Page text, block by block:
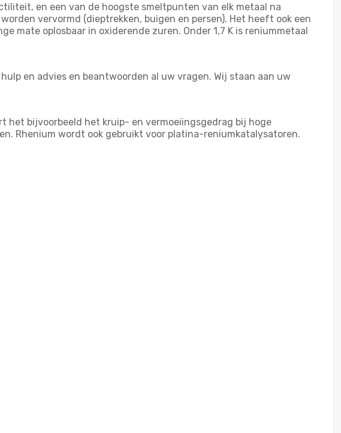
en een van de hoogste smeltpunten van elk metaal na
vervormd (dieptrekken, buigen en persen). Het heeft ook een
mate oplosbaar in oxiderende zuren. Onder 1,7 K is reniummetaal
en advies en beantwoorden al uw vragen. Wij staan aan uw
het bijvoorbeeld het kruip- en vermoeiingsgedrag bij hoge
Rhenium wordt ook gebruikt voor platina-reniumkatalysatoren.